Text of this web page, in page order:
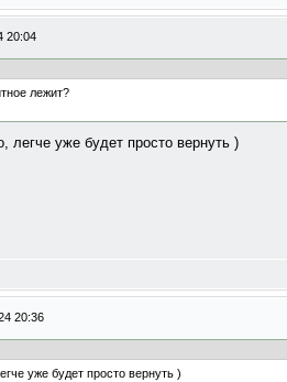
20:04
лежит?
легче уже будет просто вернуть )
20:36
уже будет просто вернуть )